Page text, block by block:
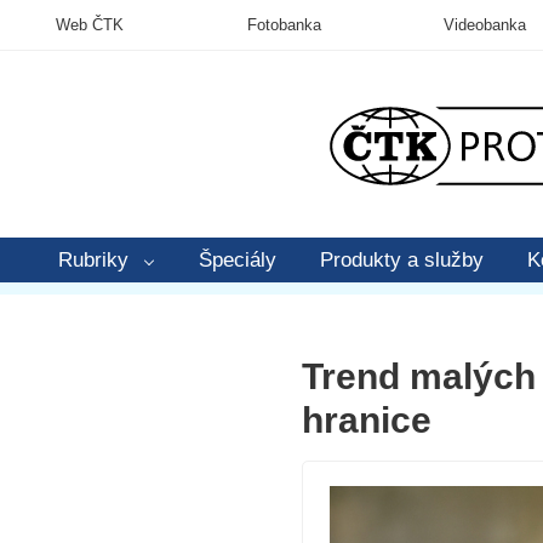
Rubriky Špeciály Produkty a služby
Web ČTK Fotobanka Videobanka
Trend
hranice